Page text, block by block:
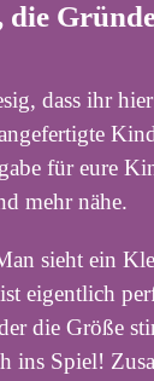
die
dass ihr
für eure
mehr nähe.
sieht ein
eigentlich
die Größe
ins Spiel!